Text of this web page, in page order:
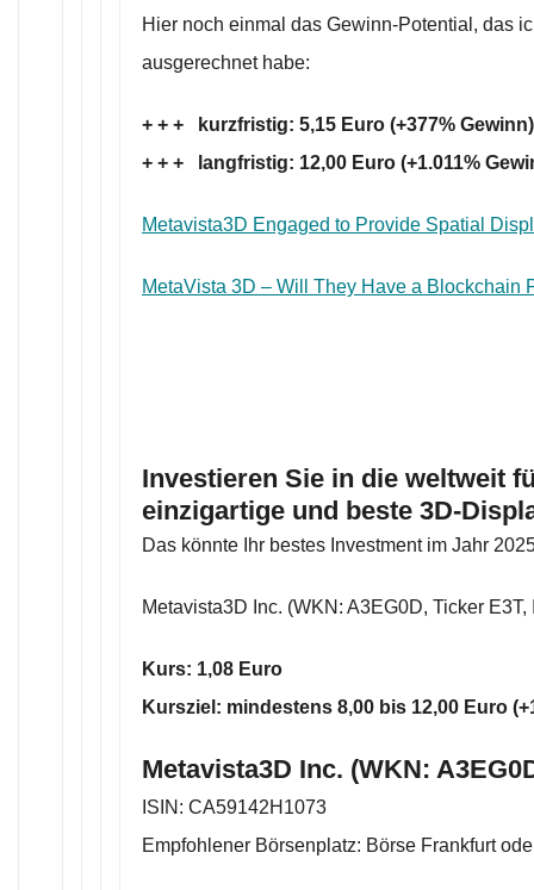
Hier noch einmal das Gewinn-Potential, das
ausgerechnet habe:
+ + + kurzfristig: 5,15 Euro (+377%
+ + + langfristig: 12,00 Euro (+1.011%
Metavista3D Engaged to Provide Spatial
MetaVista 3D – Will They Have a Blockchain
Investieren Sie in die weltweit
einzigartige und beste 3D-
Das könnte Ihr bestes Investment im Jahr
Metavista3D Inc. (WKN: A3EG0D, Ticker
Kurs: 1,08 Euro
Kursziel: mindestens 8,00 bis 12,00 Euro
Metavista3D Inc. (WKN:
ISIN: CA59142H1073
Empfohlener Börsenplatz: Börse Frankfurt